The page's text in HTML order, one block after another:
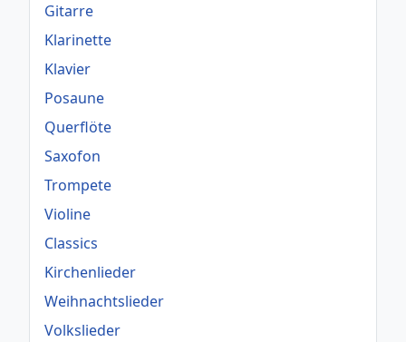
Gitarre
Klarinette
Klavier
Posaune
Querflöte
Saxofon
Trompete
Violine
Classics
Kirchenlieder
Weihnachtslieder
Volkslieder